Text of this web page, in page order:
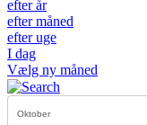
efter år
efter måned
efter uge
I dag
Vælg ny måned